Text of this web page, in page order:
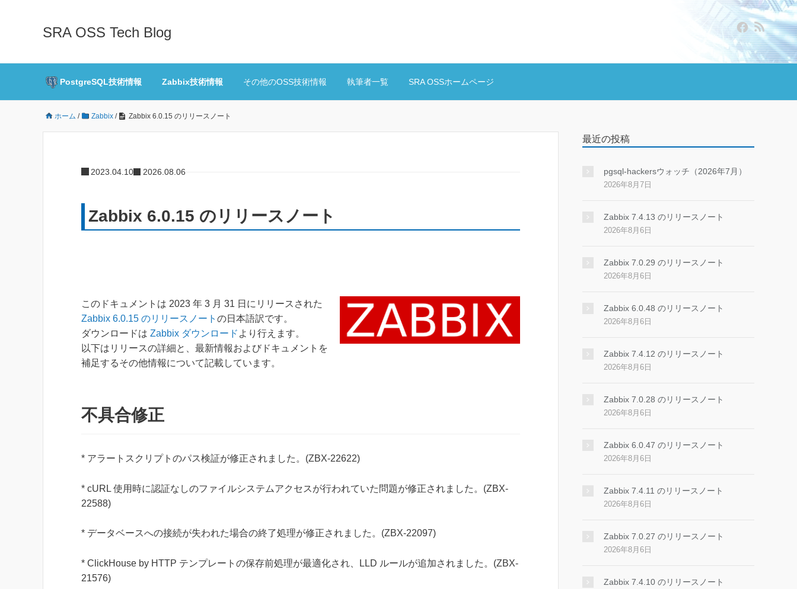
SRA OSS Tech Blog
PostgreSQL技術情報 Zabbix技術情報 その他のOSS技術情報 執筆者一覧 SRA OSSホームページ
ホーム / Zabbix / Zabbix 6.0.15 のリリースノート
2023.04.10 2026.08.06
Zabbix 6.0.15 のリリースノート
このドキュメントは 2023 年 3 月 31 日にリリースされた
Zabbix 6.0.15 のリリースノート の日本語訳です。
ダウンロードは Zabbix ダウンロード より行えます。
以下はリリースの詳細と、最新情報およびドキュメントを
補足するその他情報について記載しています。
不具合修正
* アラートスクリプトのパス検証が修正されました。(ZBX-22622)
* cURL 使用時に認証なしのファイルシステムアクセスが行われていた問題が修正されました。(ZBX-
22588)
* データベースへの接続が失われた場合の終了処理が修正されました。(ZBX-22097)
* ClickHouse by HTTP テンプレートの保存前処理が最適化され、LLD ルールが追加されました。(ZBX-
21576)
最近の投稿
pgsql-hackersウォッチ（2026年7月）
2026年8月7日
Zabbix 7.4.13 のリリースノート
2026年8月6日
Zabbix 7.0.29 のリリースノート
2026年8月6日
Zabbix 6.0.48 のリリースノート
2026年8月6日
Zabbix 7.4.12 のリリースノート
2026年8月6日
Zabbix 7.0.28 のリリースノート
2026年8月6日
Zabbix 6.0.47 のリリースノート
2026年8月6日
Zabbix 7.4.11 のリリースノート
2026年8月6日
Zabbix 7.0.27 のリリースノート
2026年8月6日
Zabbix 7.4.10 のリリースノート